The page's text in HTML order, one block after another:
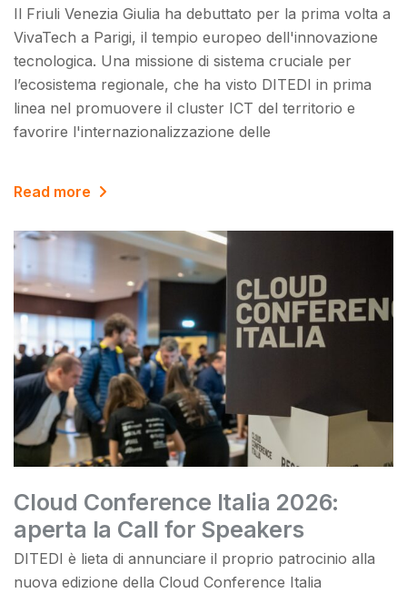
Il Friuli Venezia Giulia ha debuttato per la prima volta a
VivaTech a Parigi, il tempio europeo dell'innovazione
tecnologica. Una missione di sistema cruciale per
l’ecosistema regionale, che ha visto DITEDI in prima
linea nel promuovere il cluster ICT del territorio e
favorire l'internazionalizzazione delle
Read more
Cloud Conference Italia 2026:
aperta la Call for Speakers
DITEDI è lieta di annunciare il proprio patrocinio alla
nuova edizione della Cloud Conference Italia